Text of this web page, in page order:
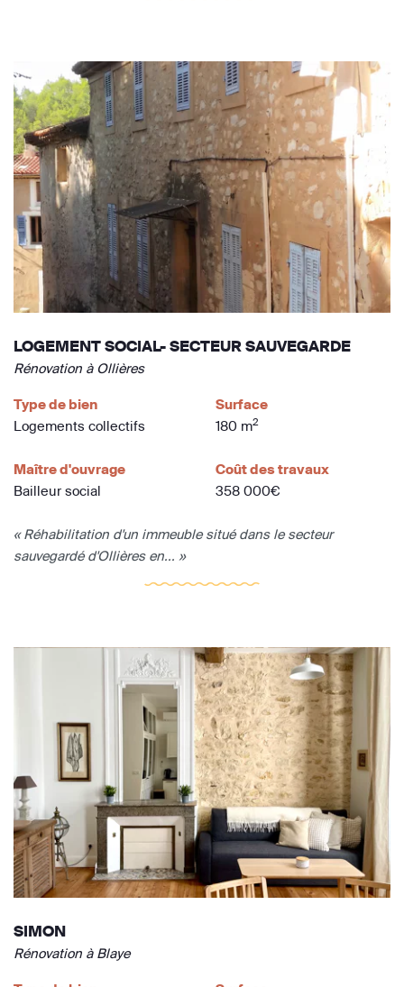
LOGEMENT SOCIAL- SECTEUR SAUVEGARDE
Rénovation à Ollières
Type de bien
Logements collectifs
Surface
180 m2
Maître d'ouvrage
Bailleur social
Coût des travaux
358 000€
« Réhabilitation d'un immeuble situé dans le secteur
sauvegardé d'Ollières en... »
SIMON
Rénovation à Blaye